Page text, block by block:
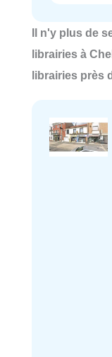
Il n'y plus de
librairies à
librairies près